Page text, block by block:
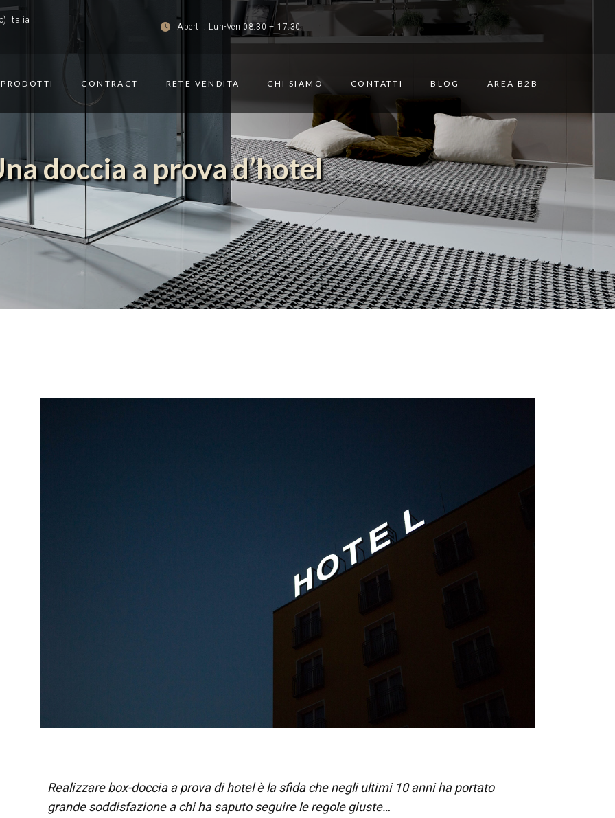
Italia
Aperti : Lun-Ven 08:30 – 17:30
PRODOTTI CONTRACT RETE VENDITA CHI SIAMO CONTATTI BLOG AREA B2B
doccia a prova d’hotel
Realizzare box-doccia a prova di hotel è la sfida che negli ultimi 10 anni ha portato
grande soddisfazione a chi ha saputo seguire le regole giuste…